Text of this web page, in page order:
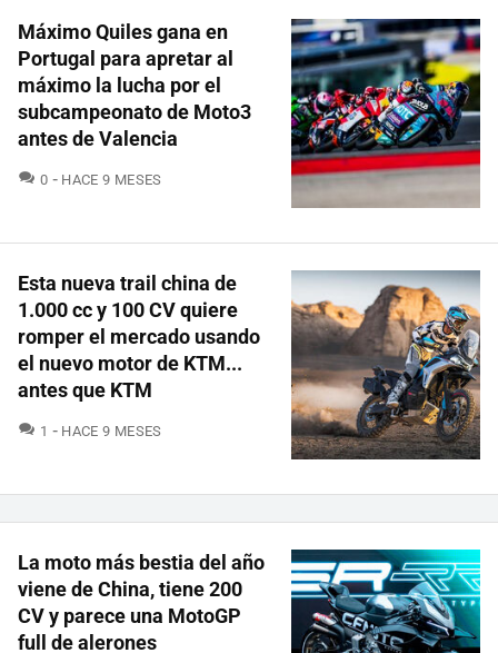
Máximo Quiles gana en
Portugal para apretar al
máximo la lucha por el
subcampeonato de Moto3
antes de Valencia
0 COMENTARIOS
HACE 9 MESES
Esta nueva trail china de
1.000 cc y 100 CV quiere
romper el mercado usando
el nuevo motor de KTM...
antes que KTM
1 COMENTARIOS
HACE 9 MESES
La moto más bestia del año
viene de China, tiene 200
CV y parece una MotoGP
full de alerones